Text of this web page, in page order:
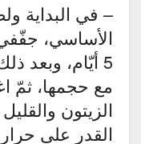
– في البداية
الأساسي،
5 أيّام، وبعد
مع حجمها، ثمّ
الزيتون